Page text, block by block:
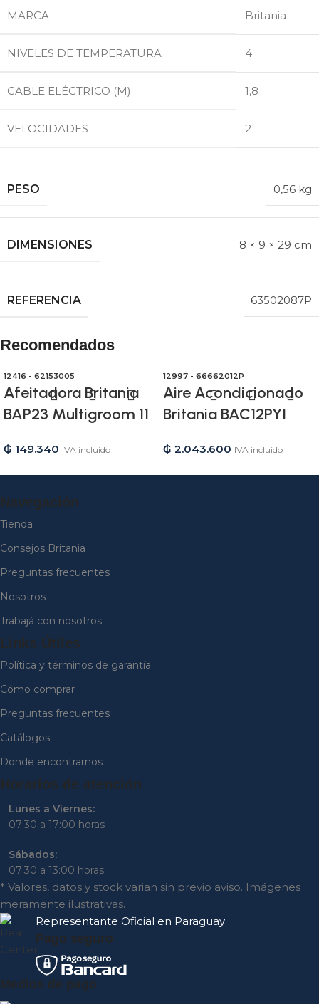
MARCA Britania
NIVELES DE TEMPERATURA 4
CABLE ELÉCTRICO (M) 1,8
VELOCIDADES 2
PESO 0,56 kg
DIMENSIONES 8 × 9 × 29 cm
REFERENCIA 63502087P
Recomendados
12416 - 62153005
Afeitadora Britania
BAP23 Multigroom 11
₲ 149.340 IVA incluido
12997 - 66662012P
Aire Acondicionado
Britania BAC12PYI
Frio/Calor Gas R410A
– 220V/50HZ – 12997
₲ 2.043.600 IVA incluido
Navegación
Tienda
Consejos Britania
Preguntas frecuentes
Nosotros
Trabajá con nosotros
Links Útiles
Política y términos de garantía
Cómo comprar
Preguntas frecuentes
Catálogos
Donde encontrarnos
Horarios de atención
Lunes a Viernes:
07:30 a 17:00 horas
Sábados:
07:30 a 13:00 horas
* Valores, datos y stock varian sin previo aviso. Imágenes
meramente ilustrativas.
Representante Oficial en Paraguay
Pago seguro
Medios de pago